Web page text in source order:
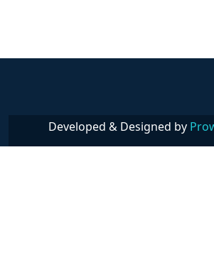
Developed & Designed by